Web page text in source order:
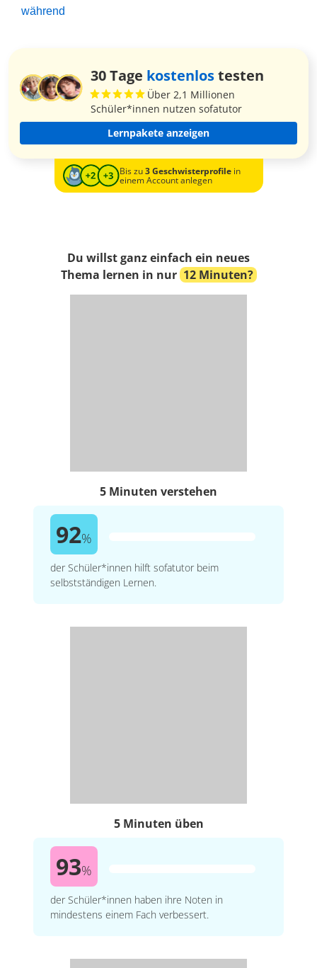
während
30 Tage kostenlostesten
Über 2,1 Millionen
Schüler*innen nutzen sofatutor
Lernpakete anzeigen
Bis zu3 Geschwisterprofilein
einem Account anlegen
Du willst ganz einfach ein neues
Thema lernen in nur 12 Minuten?
5 Minuten verstehen
92%
der Schüler*innen hilft sofatutor beim
selbstständigen Lernen.
5 Minuten üben
93%
der Schüler*innen haben ihre Noten in
mindestens einem Fach verbessert.